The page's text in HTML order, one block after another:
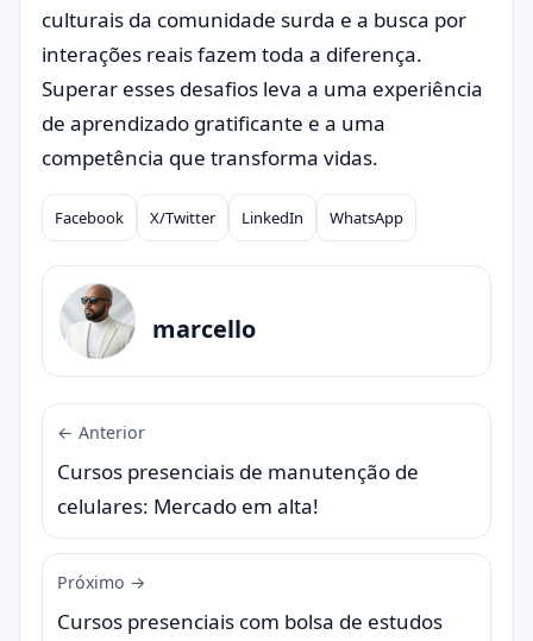
culturais da comunidade surda e a busca por
interações reais fazem toda a diferença.
Superar esses desafios leva a uma experiência
de aprendizado gratificante e a uma
competência que transforma vidas.
Compartilhar
Facebook X/Twitter LinkedIn WhatsApp
marcello
← Anterior
Cursos presenciais de manutenção de
celulares: Mercado em alta!
Próximo →
Cursos presenciais com bolsa de estudos